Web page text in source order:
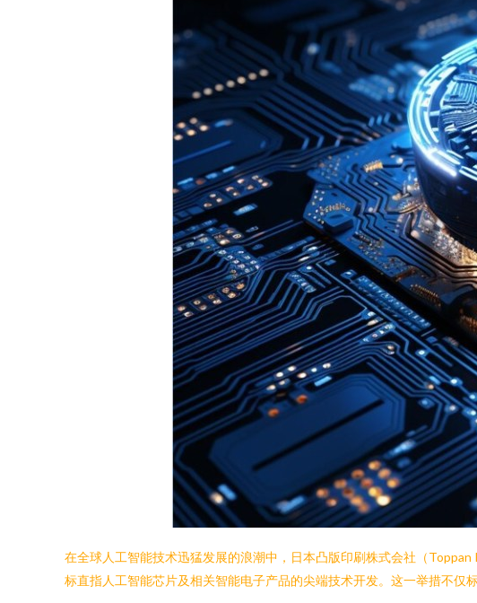
在全球人工智能技术迅猛发展的浪潮中，日本凸版印刷株式会社（
标直指人工智能芯片及相关智能电子产品的尖端技术开发。这一举措不仅